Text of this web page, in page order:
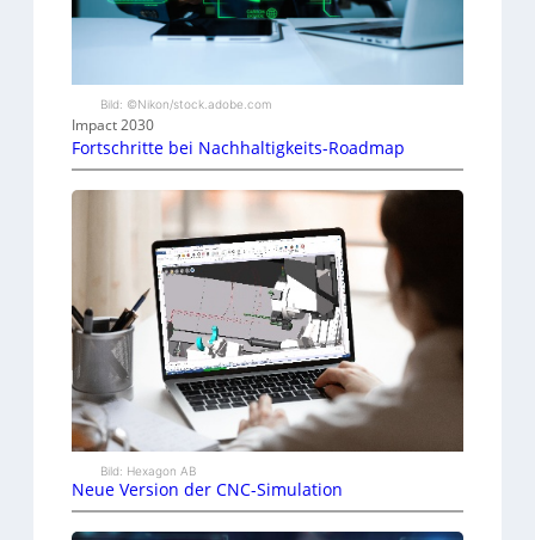
Bild: ©Nikon/stock.adobe.com
Impact 2030
Fortschritte bei Nachhaltigkeits-Roadmap
Bild: Hexagon AB
Neue Version der CNC-Simulation